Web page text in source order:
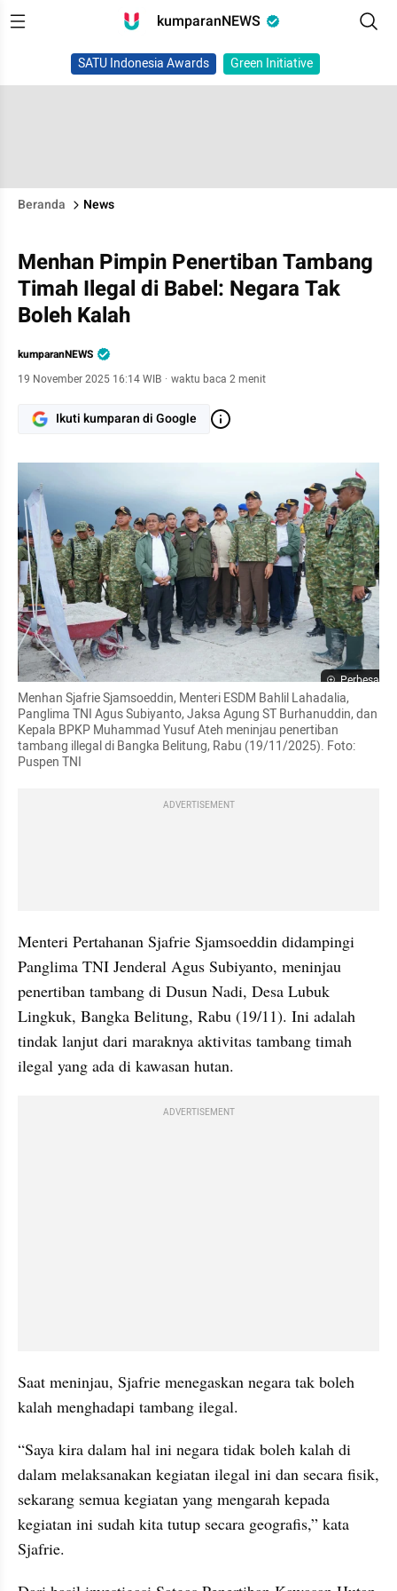
kumparanNEWS
SATU Indonesia Awards Green Initiative
Beranda News
Menhan Pimpin Penertiban Tambang
Timah Ilegal di Babel: Negara Tak
Boleh Kalah
kumparanNEWS
19 November 2025 16:14 WIB · waktu baca 2 menit
Ikuti kumparan di Google
Perbesar
Menhan Sjafrie Sjamsoeddin, Menteri ESDM Bahlil Lahadalia,
Panglima TNI Agus Subiyanto, Jaksa Agung ST Burhanuddin, dan
Kepala BPKP Muhammad Yusuf Ateh meninjau penertiban
tambang illegal di Bangka Belitung, Rabu (19/11/2025). Foto:
Puspen TNI
ADVERTISEMENT
Menteri Pertahanan Sjafrie Sjamsoeddin didampingi
Panglima TNI Jenderal Agus Subiyanto, meninjau
penertiban tambang di Dusun Nadi, Desa Lubuk
Lingkuk, Bangka Belitung, Rabu (19/11). Ini adalah
tindak lanjut dari maraknya aktivitas tambang timah
ilegal yang ada di kawasan hutan.
ADVERTISEMENT
Saat meninjau, Sjafrie menegaskan negara tak boleh
kalah menghadapi tambang ilegal.
“Saya kira dalam hal ini negara tidak boleh kalah di
dalam melaksanakan kegiatan ilegal ini dan secara fisik,
sekarang semua kegiatan yang mengarah kepada
kegiatan ini sudah kita tutup secara geografis,” kata
Sjafrie.